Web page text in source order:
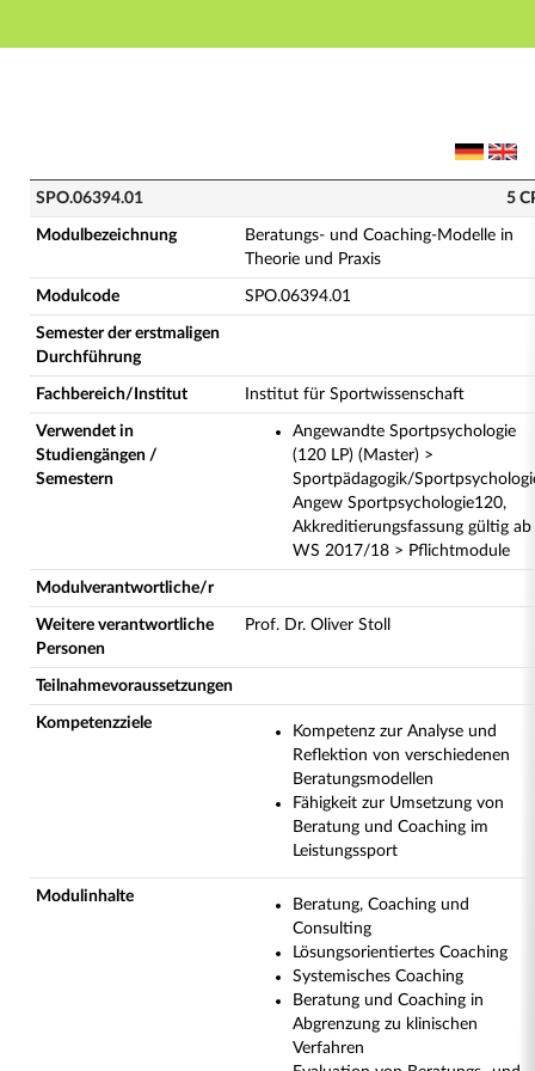
Hauptnavigation
SPO.06394.01 - Beratungs- und Coaching-Modelle
SPO.06394.01 5
Modulbezeichnung
Beratungs- und Coaching-Modelle in
Theorie und Praxis
Modulcode SPO.06394.01
Semester der erstmaligen
Durchführung
Fachbereich/Institut Institut für Sportwissenschaft
Verwendet in
Studiengängen /
Semestern
Angewandte Sportpsychologie
(120 LP) (Master) >
Sportpädagogik/
Angew Sportpsychologie120,
Akkreditierungsfassung gültig ab
WS 2017/18 > Pflichtmodule
Modulverantwortliche/r
Weitere verantwortliche
Personen
Prof. Dr. Oliver Stoll
Teilnahmevoraussetzungen
Kompetenzziele
Kompetenz zur Analyse und
Reflektion von verschiedenen
Beratungsmodellen
Fähigkeit zur Umsetzung von
Beratung und Coaching im
Leistungssport
Modulinhalte
Beratung, Coaching und
Consulting
Lösungsorientiertes Coaching
Systemisches Coaching
Beratung und Coaching in
Abgrenzung zu klinischen
Verfahren